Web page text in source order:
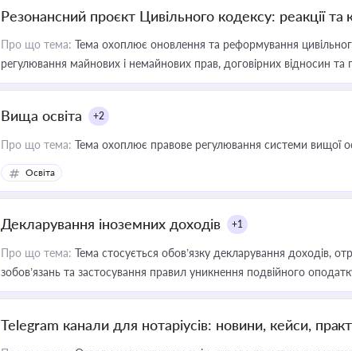
Резонансний проєкт Цивільного кодексу: реакції та
Про що тема: Тема охоплює оновлення та реформування
регулювання майнових і немайнових прав, договірних відносин та
Вища освіта +2
Про що тема: Тема охоплює правове регулювання системи вищої
Освіта
Декларування іноземних доходів +1
Про що тема: Тема стосується обов’язку декларування доходів,
зобов’язань та застосування правил уникнення подвійного
Telegram канали для нотаріусів: новини, кейси,